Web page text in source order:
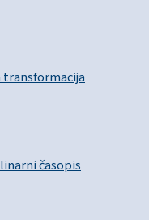
transformacija
časopis